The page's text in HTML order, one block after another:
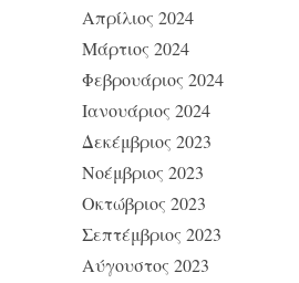
Απρίλιος 2024
Μάρτιος 2024
Φεβρουάριος 2024
Ιανουάριος 2024
Δεκέμβριος 2023
Νοέμβριος 2023
Οκτώβριος 2023
Σεπτέμβριος 2023
Αύγουστος 2023